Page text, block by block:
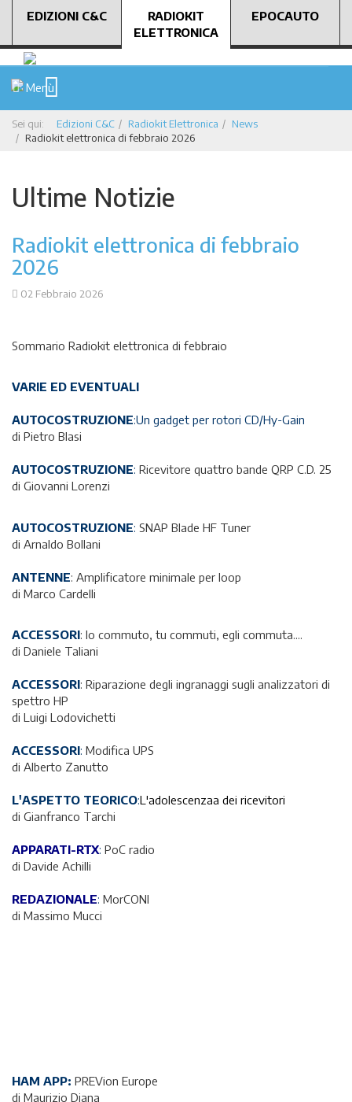
EDIZIONI C&C
RADIOKIT
ELETTRONICA
EPOCAUTO
Menù
Sei qui: Edizioni C&C Radiokit Elettronica
News
Radiokit elettronica di febbraio 2026
Ultime Notizie
Radiokit elettronica di febbraio
2026
02 Febbraio 2026
Sommario Radiokit elettronica di febbraio
VARIE ED EVENTUALI
AUTOCOSTRUZIONE:Un gadget per rotori CD/Hy-Gain
di Pietro Blasi
AUTOCOSTRUZIONE: Ricevitore quattro bande QRP C.D. 25
di Giovanni Lorenzi
AUTOCOSTRUZIONE: SNAP Blade HF Tuner
di Arnaldo Bollani
ANTENNE: Amplificatore minimale per loop
di Marco Cardelli
ACCESSORI: Io commuto, tu commuti, egli commuta....
di Daniele Taliani
ACCESSORI: Riparazione degli ingranaggi sugli analizzatori di
spettro HP
di Luigi Lodovichetti
ACCESSORI: Modifica UPS
di Alberto Zanutto
L'ASPETTO TEORICO:L'adolescenzaa dei ricevitori
di Gianfranco Tarchi
APPARATI-RTX: PoC radio
di Davide Achilli
REDAZIONALE: MorCONI
di Massimo Mucci
HAM APP: PREVion Europe
di Maurizio Diana